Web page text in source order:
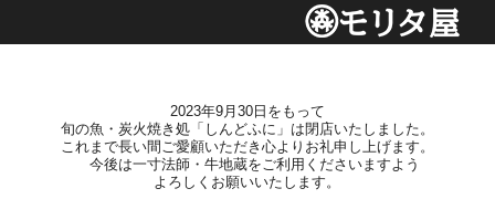
2023年9月30日をもって
旬の魚・炭火焼き処「しんどふに」は閉店いたしました。
これまで長い間ご愛顧いただき心よりお礼申し上げます。
今後は一寸法師・牛地蔵をご利用くださいますよう
よろしくお願いいたします。